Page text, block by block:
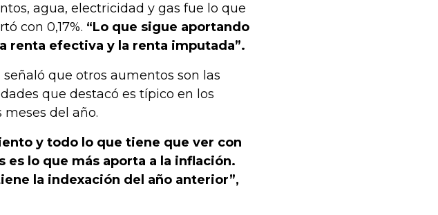
agua, electricidad y gas fue lo que
con 0,17%. “Lo que sigue aportando
renta efectiva y la renta imputada”.
señaló que otros aumentos son las
que destacó es típico en los
meses del año.
y todo lo que tiene que ver con
es lo que más aporta a la inflación.
la indexación del año anterior”,